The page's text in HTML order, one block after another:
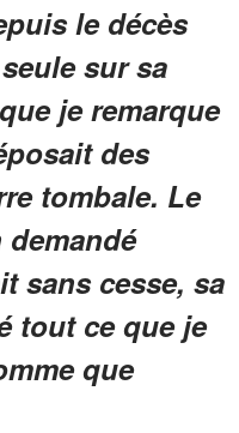
le décès
sur sa
je remarque
des
tombale. Le
sans cesse, sa
tout ce que je
que